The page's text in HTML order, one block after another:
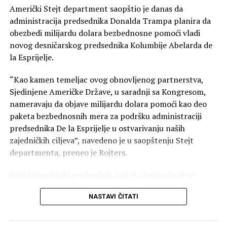
Američki Stejt department saopštio je danas da
administracija predsednika Donalda Trampa planira da
obezbedi milijardu dolara bezbednosne pomoći vladi
novog desničarskog predsednika Kolumbije Abelarda de
la Esprijelje.
“Kao kamen temeljac ovog obnovljenog partnerstva,
Sjedinjene Američke Države, u saradnji sa Kongresom,
nameravaju da objave milijardu dolara pomoći kao deo
paketa bezbednosnih mera za podršku administraciji
predsednika De la Esprijelje u ostvarivanju naših
zajedničkih ciljeva”, navedeno je u saopštenju Stejt
departmenta, preneo je Rojters.
obračunati sa kriminalom i podstaći ekonomski
oporavak, položio je juče zakletvu. Tramp ga je podržao
NASTAVI ČITATI